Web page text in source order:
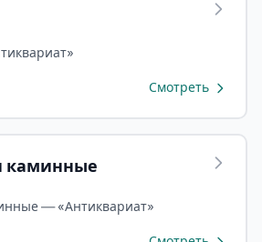
Смотреть
каминные
— «Антиквариат»